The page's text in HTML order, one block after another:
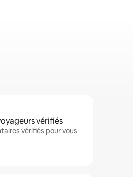
vérifiés
vérifiés pour vous